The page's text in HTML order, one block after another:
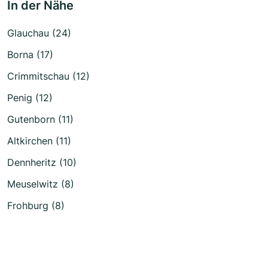
In der Nähe
Glauchau (24)
Borna (17)
Crimmitschau (12)
Penig (12)
Gutenborn (11)
Altkirchen (11)
Dennheritz (10)
Meuselwitz (8)
Frohburg (8)